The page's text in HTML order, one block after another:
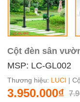
Cột đèn sân
MSP: LC-GL002
Thương hiệu: LUCI |
3.950.000₫